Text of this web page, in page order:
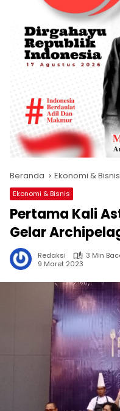
Beranda Ekonomi & Bisnis
Ekonomi & Bisnis
Pertama Kali
Gelar
Redaksi
3 Min
9 Maret 2023